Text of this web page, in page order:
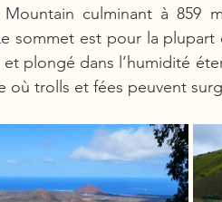
culminant à 859
sommet est pour la plupart
plongé dans l’humidité
où trolls et fées peuvent